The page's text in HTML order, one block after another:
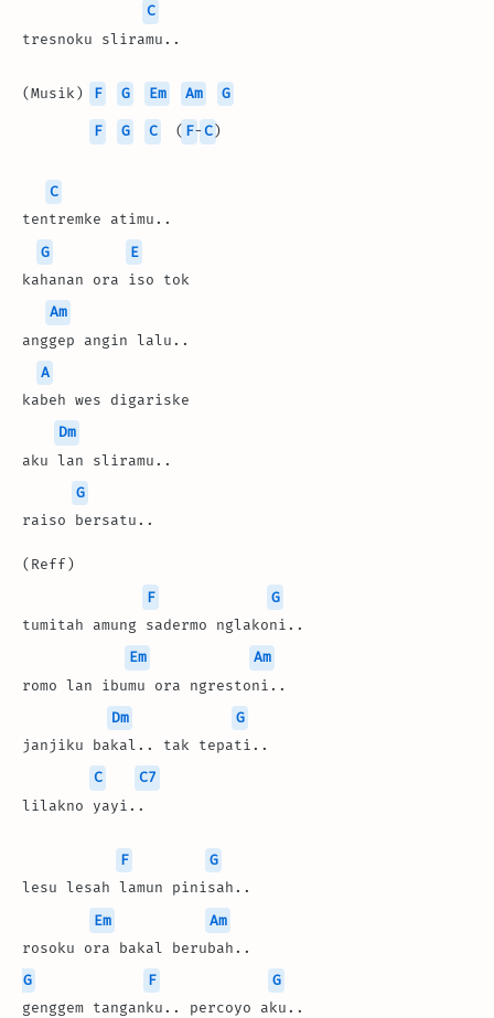
C
tresnoku sliramu..
(Musik) F G Em Am G
F G C
  (
F-C )
C
tentremke atimu..
G
E
kahanan ora iso tok
Am
anggep angin lalu..
A
kabeh wes digariske
Dm
aku lan sliramu..
G
raiso bersatu..
(Reff)
F
G
tumitah amung sadermo nglakoni..
Em
Am
romo lan ibumu ora ngrestoni..
Dm
G
janjiku bakal.. tak tepati..
C
C7
lilakno yayi..
F
G
lesu lesah lamun pinisah..
Em
Am
rosoku ora bakal berubah..
G
F
G
genggem tanganku.. percoyo aku..